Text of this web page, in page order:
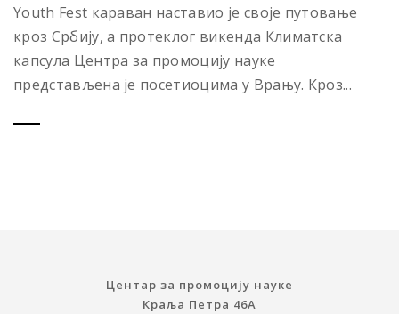
Youth Fest караван наставио је своје путовање
кроз Србију, а протеклог викенда Климатска
капсула Центра за промоцију науке
представљена је посетиоцима у Врању. Кроз...
Центар за промоцију науке
Краља Петра 46A